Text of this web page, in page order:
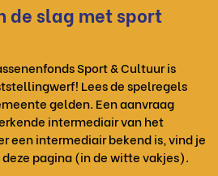
de slag met sport
Sport & Cultuur is
Lees de spelregels
gelden. Een aanvraag
intermediair van het
een intermediair bekend is, vind je
pagina (in de witte vakjes).